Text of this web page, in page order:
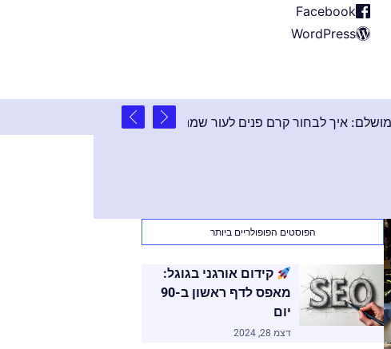
Facebook
WordPress
המדריך המושלם: איך לבחור קרם פנים לעור שמנוני ב-2024
הפוסטים הפופולריים ביותר
קידום אורגני בגוגל:
מאפס לדף ראשון ב-90
יום
דצמ 28, 2024